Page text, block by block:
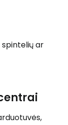
spintelių ar